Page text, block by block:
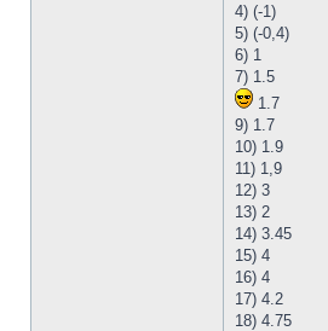
4) (-1)
5) (-0,4)
6) 1
7) 1.5
1.7
9) 1.7
10) 1.9
11) 1,9
12) 3
13) 2
14) 3.45
15) 4
16) 4
17) 4.2
18) 4.75